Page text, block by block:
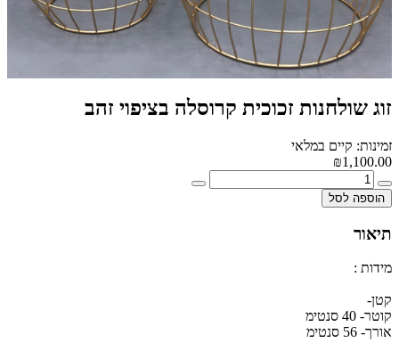
זוג שולחנות זכוכית קרוסלה בציפוי זהב
זמינות: קיים במלאי
₪1,100.00
הוספה לסל
תיאור
מידות :
קטן-
קוטר- 40 סנטימ
אורך- 56 סנטימ